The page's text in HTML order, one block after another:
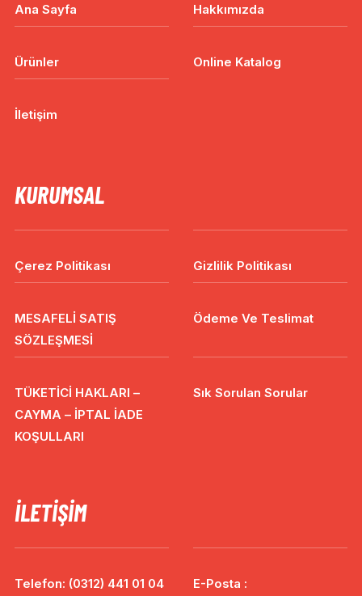
Ana Sayfa Hakkımızda
Ürünler Online Katalog
İletişim
KURUMSAL
Çerez Politikası Gizlilik Politikası
MESAFELİ SATIŞ
SÖZLEŞMESİ
Ödeme Ve Teslimat
TÜKETİCİ HAKLARI –
CAYMA – İPTAL İADE
KOŞULLARI
Sık Sorulan Sorular
İLETIŞIM
Telefon: (0312) 441 01 04
E-Posta :